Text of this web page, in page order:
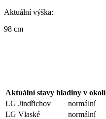
Aktuální výška:
98 cm
Aktuální stavy hladiny v okolí
LG Jindřichov
normální
LG Vlaské
normální